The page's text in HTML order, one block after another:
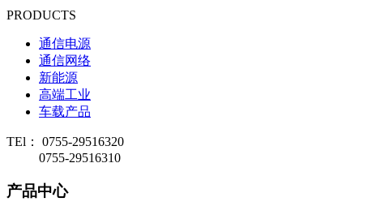
PRODUCTS
通信电源
通信网络
新能源
高端工业
车载产品
TEl： 0755-29516320
0755-29516310
产品中心